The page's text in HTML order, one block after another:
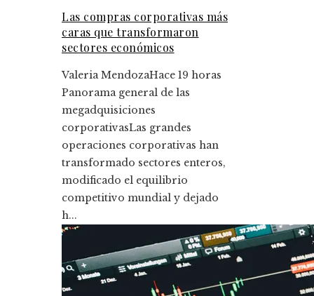
Las compras corporativas más
caras que transformaron
sectores económicos
Valeria MendozaHace 19 horas
Panorama general de las
megadquisiciones
corporativasLas grandes
operaciones corporativas han
transformado sectores enteros,
modificado el equilibrio
competitivo mundial y dejado
h...